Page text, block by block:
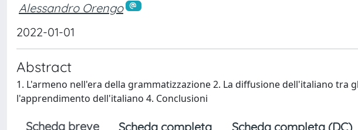
Alessandro Orengo
2022-01-01
Abstract
1. L'armeno nell'era della grammatizzazione 2. La diffusione dell'italiano tra
l'apprendimento dell'italiano 4. Conclusioni
Scheda breve Scheda completa Scheda completa (DC)